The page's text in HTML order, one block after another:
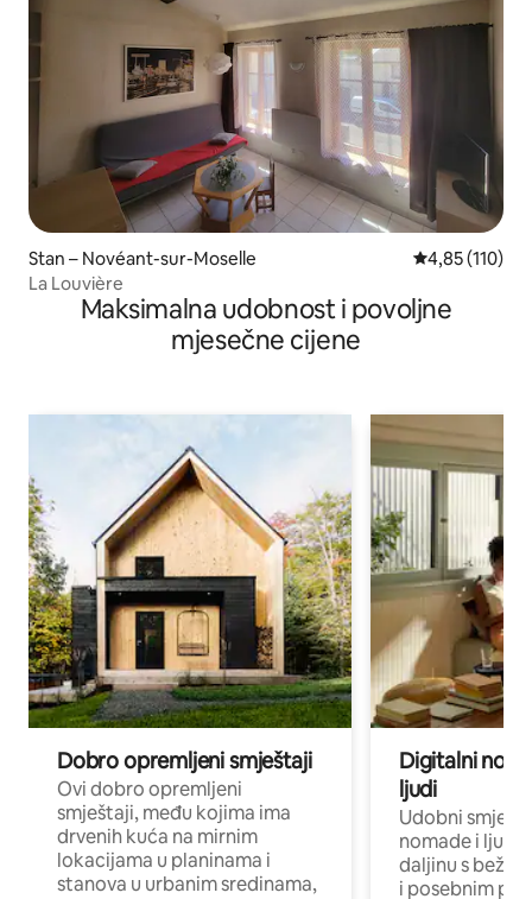
Stan – Novéant-sur-Moselle Prosječna
4,85 (110)
La Louvière
Maksimalna udobnost i povoljne
mjesečne cijene
Dobro opremljeni smještaji
Ovi dobro opremljeni
smještaji, među kojima ima
drvenih kuća na mirnim
lokacijama u planinama i
stanova u urbanim sredinama,
Digitalni
ljudi
Udobni
nomade i ljude
daljinu s
i posebnim